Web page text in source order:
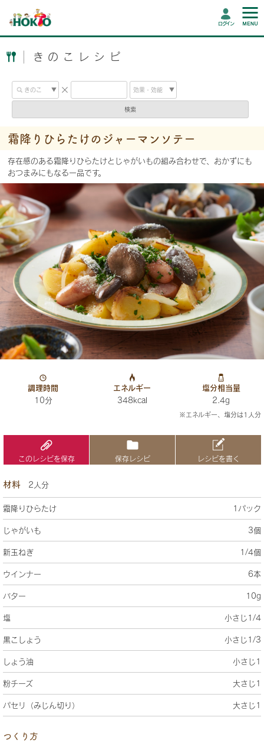
ログイン
きのこレシピ
検索
霜降りひらたけのジャーマンソテー
存在感のある霜降りひらたけとじゃがいもの組み合わせで、おかずにも
おつまみにもなる一品です。
調理時間
10分
エネルギー
348kcal
塩分相当量
2.4g
※エネルギー、塩分は1人分
このレシピを保存 保存レシピ レシピを書く
材料 2人分
霜降りひらたけ 1パック
じゃがいも 3個
新玉ねぎ 1/4個
ウインナー 6本
バター 10g
塩 小さじ1/4
黒こしょう 小さじ1/3
しょう油 小さじ1
粉チーズ 大さじ1
パセリ（みじん切り） 大さじ1
つくり方